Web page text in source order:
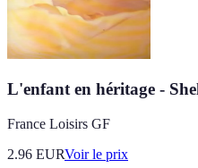
L'enfant en héritage -
France Loisirs GF
2.96 EURVoir le prix